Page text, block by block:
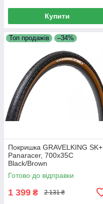
Купити
Топ продажів –34%
Покришка GRAVELKING SK+
Panaracer, 700x35C
Black/Brown
Готово до відправки
1 399 ₴ 2 131 ₴